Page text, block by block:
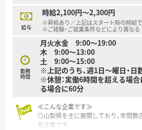
給与
時給2,100円～2,300円
※昇給あり／上記はスタート時の時給
※ご経験・ご就業条件などにより異なる
勤務
時間
月火水金 9:00～19:00
木 9:00～13:00
土 9:00～15:00
※上記のうち、週1日～曜日・日
※休憩：実働6時間を超える場合
る場合に60分
≪こんな企業です≫
◎山梨県を主に展開しており、年間数
長企業です